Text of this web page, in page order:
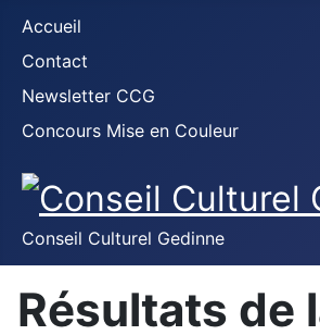
Accueil
Contact
Newsletter CCG
Concours Mise en Couleur
Conseil Culturel Gedinne
Résultats de